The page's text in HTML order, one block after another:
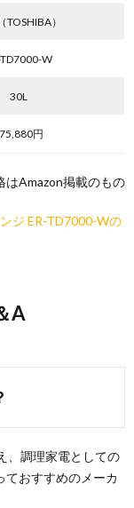
TOSHIBA）
TD7000-W
30L
円
はAmazon掲載のもの
ジ ER-TD7000-Wの
A
、調理家電としての
ておすすめのメーカ